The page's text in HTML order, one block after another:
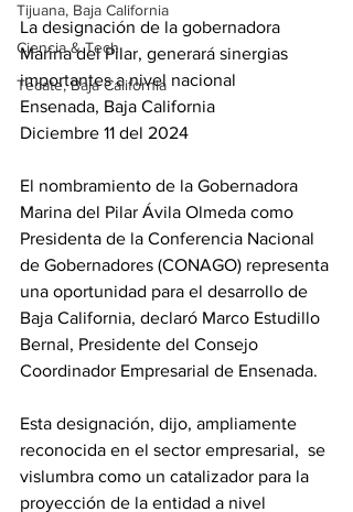
Tijuana, Baja California
Ciencia & Tech
Tecate, Baja California
La designación de la gobernadora
Marina del Pilar, generará sinergias
importantes a nivel nacional
Ensenada, Baja California
Diciembre 11 del 2024
El nombramiento de la Gobernadora
Marina del Pilar Ávila Olmeda como
Presidenta de la Conferencia Nacional
de Gobernadores (CONAGO) representa
una oportunidad para el desarrollo de
Baja California, declaró Marco Estudillo
Bernal, Presidente del Consejo
Coordinador Empresarial de Ensenada.
Esta designación, dijo, ampliamente
reconocida en el sector empresarial,  se
vislumbra como un catalizador para la
proyección de la entidad a nivel